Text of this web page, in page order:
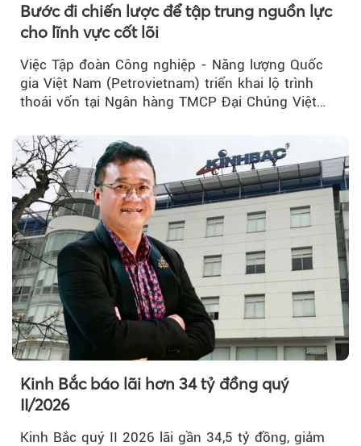
Bước đi chiến lược để tập trung nguồn lực
cho lĩnh vực cốt lõi
Việc Tập đoàn Công nghiệp - Năng lượng Quốc
gia Việt Nam (Petrovietnam) triển khai lộ trình
thoái vốn tại Ngân hàng TMCP Đại Chúng Việt
Kinh Bắc báo lãi hơn 34 tỷ đồng quý
II/2026
Kinh Bắc quý II 2026 lãi gần 34,5 tỷ đồng, giảm